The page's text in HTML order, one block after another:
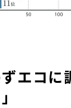
エコに